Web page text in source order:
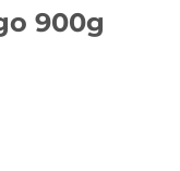
900g